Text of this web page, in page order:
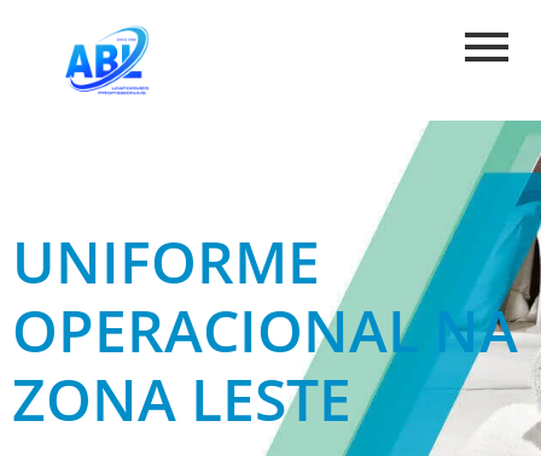
UNIFORME
OPERACIONAL NA
ZONA LESTE